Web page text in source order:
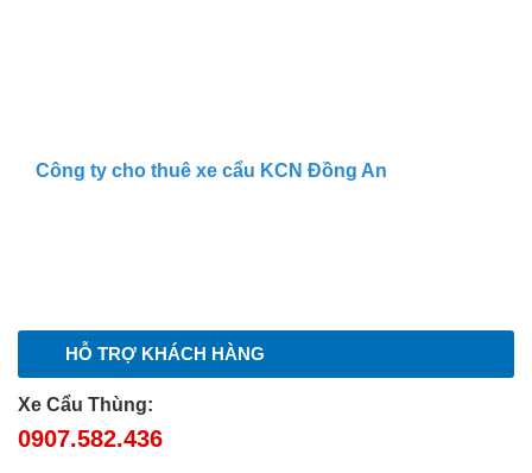
HỖ TRỢ KHÁCH HÀNG
Xe Cẩu Thùng:
0907.582.436
Công ty cho thuê xe cẩu KCN Đồng An